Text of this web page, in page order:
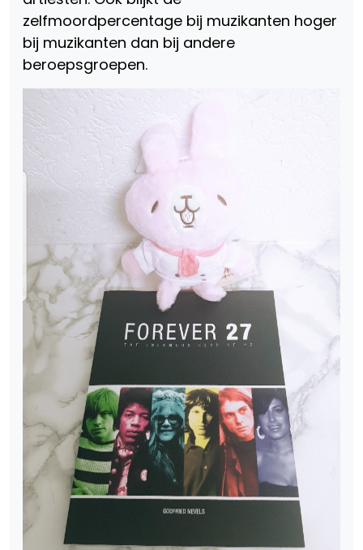
zelfmoordpercentage bij muzikanten hoger
bij muzikanten dan bij andere
beroepsgroepen.